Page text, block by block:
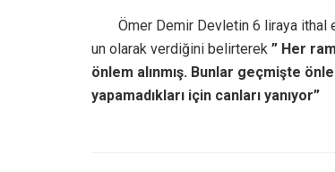
Ömer Demir Devletin 6 liraya ithal
un olarak verdiğini belirterek ” Her
önlem alınmış. Bunlar geçmişte
yapamadıkları için canları yanıyor”